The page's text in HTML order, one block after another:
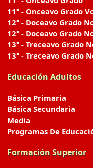
11° - Onceavo Grado
12° - Doceavo Grado
12° - Doceavo Grado
13° - Treceavo Grado
13° - Treceavo Grado
Educación Adultos
Básica Primaria
Básica Secundaria
Media
Programas De
Formación Superior